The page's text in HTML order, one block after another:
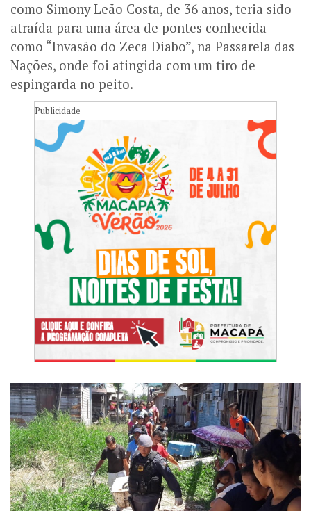
como Simony Leão Costa, de 36 anos, teria sido
atraída para uma área de pontes conhecida
como “Invasão do Zeca Diabo”, na Passarela das
Nações, onde foi atingida com um tiro de
espingarda no peito.
Publicidade